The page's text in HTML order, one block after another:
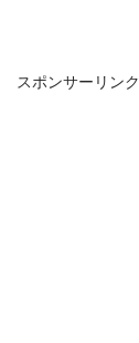
スポンサーリンク